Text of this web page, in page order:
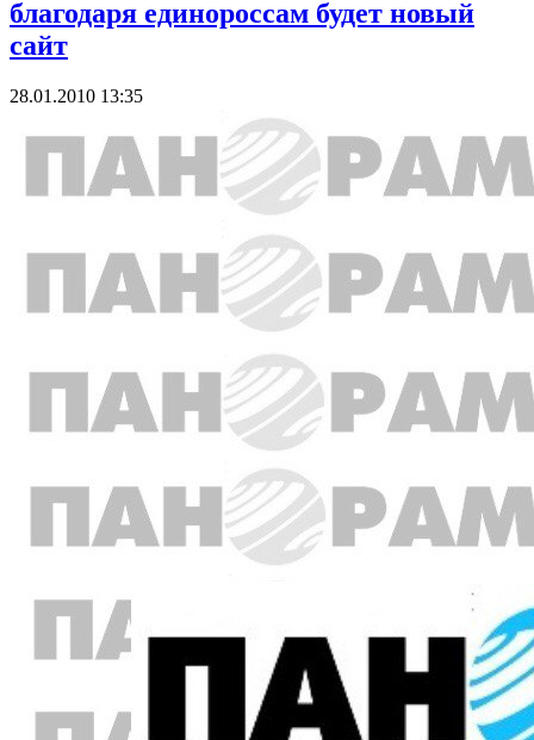
благодаря единороссам будет новый
сайт
28.01.2010 13:35